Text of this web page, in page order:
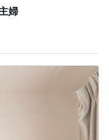
婦